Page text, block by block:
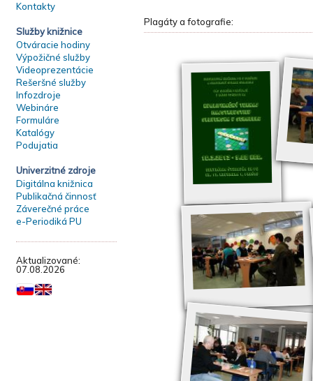
Kontakty
Služby knižnice
Otváracie hodiny
Výpožičné služby
Videoprezentácie
Rešeršné služby
Infozdroje
Webináre
Formuláre
Katalógy
Podujatia
Univerzitné zdroje
Digitálna knižnica
Publikačná činnosť
Záverečné práce
e-Periodiká PU
Aktualizované:
07.08.2026
Plagáty a fotografie: